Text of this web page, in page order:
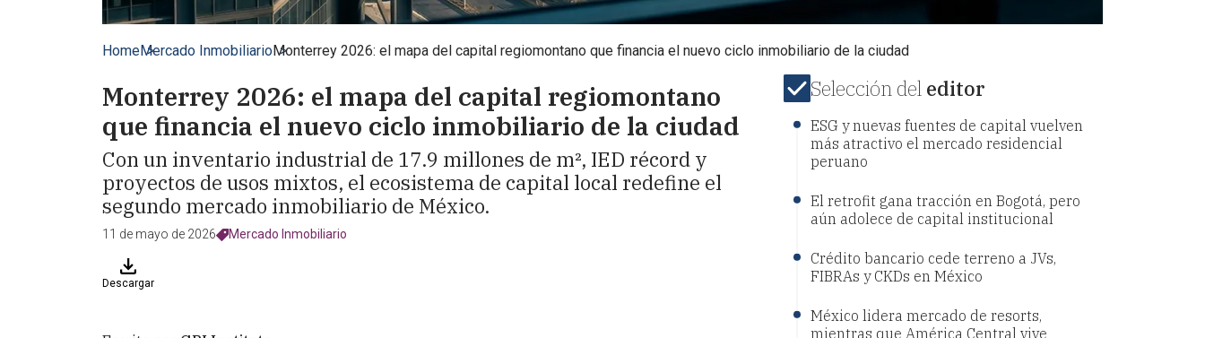
HomeMercado InmobiliarioMonterrey 2026: el mapa del capital regiomontano que financia el nuevo ciclo inmobiliario de la ciudad
Monterrey 2026: el mapa del capital regiomontano
que financia el nuevo ciclo inmobiliario de la ciudad
Con un inventario industrial de 17.9 millones de m², IED récord y
proyectos de usos mixtos, el ecosistema de capital local redefine el
segundo mercado inmobiliario de México.
11 de mayo de 2026 Mercado Inmobiliario
Descargar
Selección del editor
ESG y nuevas fuentes de capital vuelven
más atractivo el mercado residencial
peruano
El retrofit gana tracción en Bogotá, pero
aún adolece de capital institucional
Crédito bancario cede terreno a JVs,
FIBRAs y CKDs en México
México lidera mercado de resorts,
mientras que América Central vive